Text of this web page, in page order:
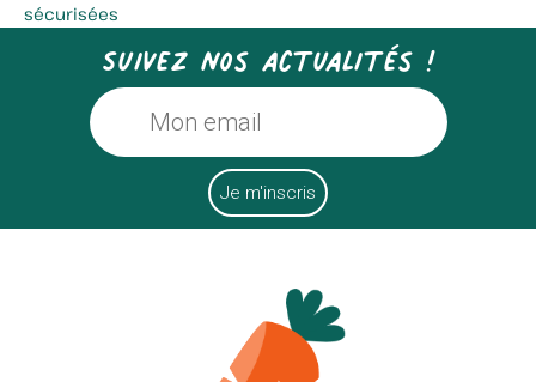
sécurisées
Suivez nos actualités !